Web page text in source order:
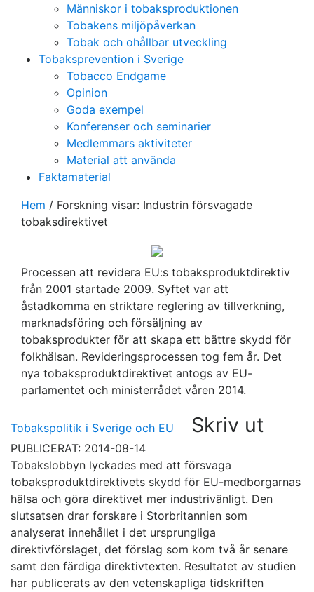
Människor i tobaksproduktionen
Tobakens miljöpåverkan
Tobak och ohållbar utveckling
Tobaksprevention i Sverige
Tobacco Endgame
Opinion
Goda exempel
Konferenser och seminarier
Medlemmars aktiviteter
Material att använda
Faktamaterial
Hem / Forskning visar: Industrin försvagade
tobaksdirektivet
Processen att revidera EU:s tobaksproduktdirektiv
från 2001 startade 2009. Syftet var att
åstadkomma en striktare reglering av tillverkning,
marknadsföring och försäljning av
tobaksprodukter för att skapa ett bättre skydd för
folkhälsan. Revideringsprocessen tog fem år. Det
nya tobaksproduktdirektivet antogs av EU-
parlamentet och ministerrådet våren 2014.
Tobakspolitik i Sverige och EU Skriv ut
PUBLICERAT: 2014-08-14
Tobakslobbyn lyckades med att försvaga
tobaksproduktdirektivets skydd för EU-medborgarnas
hälsa och göra direktivet mer industrivänligt. Den
slutsatsen drar forskare i Storbritannien som
analyserat innehållet i det ursprungliga
direktivförslaget, det förslag som kom två år senare
samt den färdiga direktivtexten. Resultatet av studien
har publicerats av den vetenskapliga tidskriften